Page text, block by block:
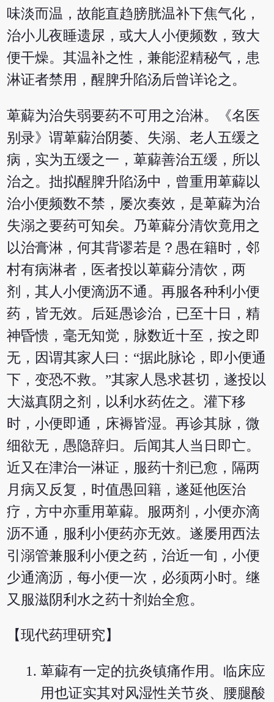
味淡而温，故能直趋膀胱温补下焦气化，
治小儿夜睡遗尿，或大人小便频数，致大
便干燥。其温补之性，兼能涩精秘气，患
淋证者禁用，醒脾升陷汤后曾详论之。
萆薢为治失弱要药不可用之治淋。《名医
别录》谓萆薢治阴萎、失溺、老人五缓之
病，实为五缓之一，萆薢善治五缓，所以
治之。拙拟醒脾升陷汤中，曾重用萆薢以
治小便频数不禁，屡次奏效，是萆薢为治
失溺之要药可知矣。乃萆薢分清饮竟用之
以治膏淋，何其背谬若是？愚在籍时，邻
村有病淋者，医者投以萆薢分清饮，两
剂，其人小便滴沥不通。再服各种利小便
药，皆无效。后延愚诊治，已至十日，精
神昏愦，毫无知觉，脉数近十至，按之即
无，因谓其家人曰：“据此脉论，即小便通
下，变恐不救。”其家人恳求甚切，遂投以
大滋真阴之剂，以利水药佐之。灌下移
时，小便即通，床褥皆湿。再诊其脉，微
细欲无，愚隐辞归。后闻其人当日即亡。
近又在津治一淋证，服药十剂已愈，隔两
月病又反复，时值愚回籍，遂延他医治
疗，方中亦重用萆薢。服两剂，小便亦滴
沥不通，服利小便药亦无效。遂屡用西法
引溺管兼服利小便之药，治近一旬，小便
少通滴沥，每小便一次，必须两小时。继
又服滋阴利水之药十剂始全愈。
【现代药理研究】
萆薢有一定的抗炎镇痛作用。临床应
用也证实其对风湿性关节炎、腰腿酸